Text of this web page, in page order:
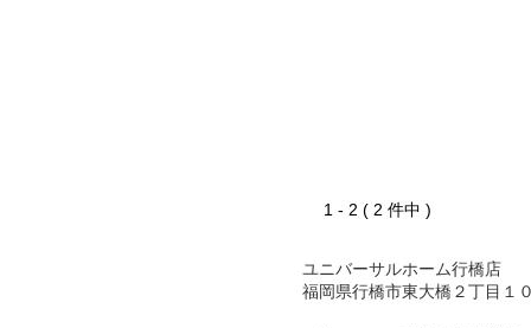
1 - 2 ( 2 件中 )
ユニバーサルホーム行橋店
福岡県行橋市東大橋２丁目１